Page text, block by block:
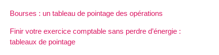
Bourses : un tableau de pointage des opérations
Finir votre exercice comptable sans perdre d’énergie :
tableaux de pointage